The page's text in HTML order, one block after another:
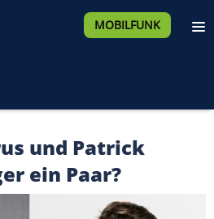
MOBILFUNK
und Patrick
ein Paar?